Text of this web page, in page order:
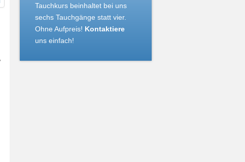
Tauchkurs beinhaltet bei uns
sechs Tauchgänge statt vier.
Ohne Aufpreis! Kontaktiere
uns einfach!